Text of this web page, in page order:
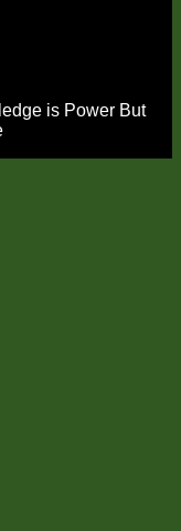
is Power But